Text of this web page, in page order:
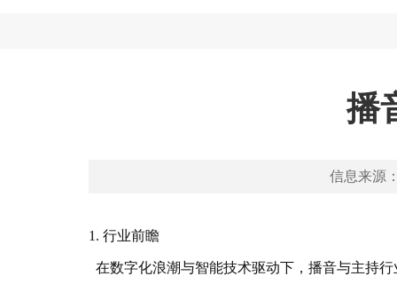
播
信息来源
1. 行业前瞻
在数字化浪潮与智能技术驱动下，播音与主持